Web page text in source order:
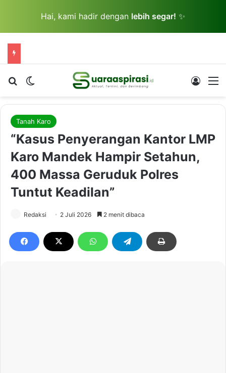
Hai, kami hadir dengan lebih segar! ✨
Cari berita...Switch skin Log In
Tanah Karo
“Kasus Penyerangan Kantor LMP
Karo Mandek Hampir Setahun,
400 Massa Geruduk Polres
Tuntut Keadilan”
Redaksi 2 Juli 2026 2 menit dibaca